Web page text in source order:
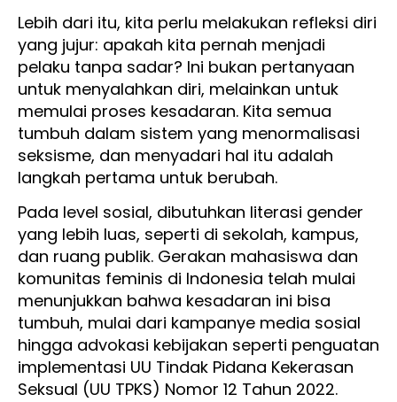
Lebih dari itu, kita perlu melakukan refleksi diri
yang jujur: apakah kita pernah menjadi
pelaku tanpa sadar? Ini bukan pertanyaan
untuk menyalahkan diri, melainkan untuk
memulai proses kesadaran. Kita semua
tumbuh dalam sistem yang menormalisasi
seksisme, dan menyadari hal itu adalah
langkah pertama untuk berubah.
Pada level sosial, dibutuhkan literasi gender
yang lebih luas, seperti di sekolah, kampus,
dan ruang publik. Gerakan mahasiswa dan
komunitas feminis di Indonesia telah mulai
menunjukkan bahwa kesadaran ini bisa
tumbuh, mulai dari kampanye media sosial
hingga advokasi kebijakan seperti penguatan
implementasi UU Tindak Pidana Kekerasan
Seksual (UU TPKS) Nomor 12 Tahun 2022.